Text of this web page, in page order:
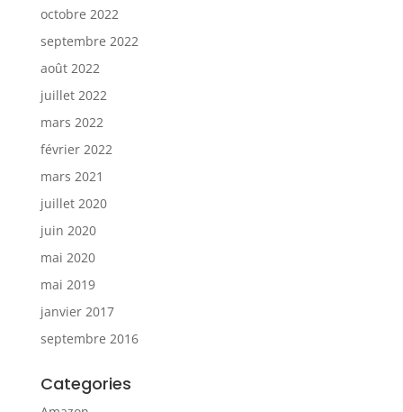
octobre 2022
septembre 2022
août 2022
juillet 2022
mars 2022
février 2022
mars 2021
juillet 2020
juin 2020
mai 2020
mai 2019
janvier 2017
septembre 2016
Categories